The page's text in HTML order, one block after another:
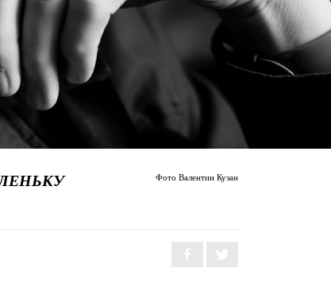
Фото Валентин Кузан